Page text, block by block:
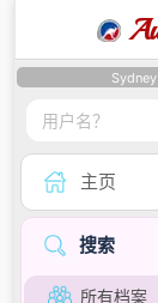
主页
搜索
所有档案